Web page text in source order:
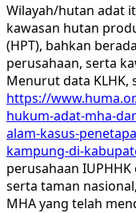
Wilayah/hutan adat
kawasan hutan
(HPT), bahkan
perusahaan, serta
Menurut data KLHK,
https://
hukum-adat-mha-
alam-kasus-
kampung-di-
perusahaan
serta taman
MHA yang telah